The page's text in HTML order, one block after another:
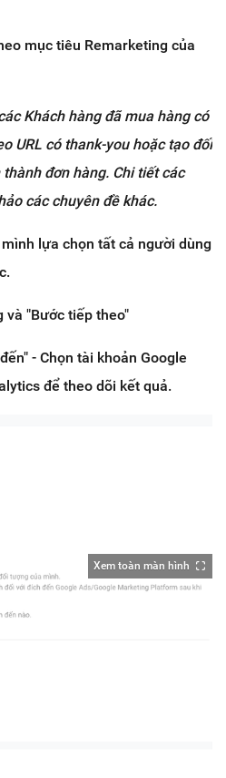
mục tiêu Remarketing của
Khách hàng đã mua hàng có
URL có thank-you hoặc tạo đối
đơn hàng. Chi tiết các
các chuyên đề khác.
lựa chọn tất cả người dùng
và "Bước tiếp theo"
- Chọn tài khoản Google
để theo dõi kết quả.
Xem toàn màn hình